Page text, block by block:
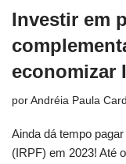
Investir em
economizar
por Andréia Paula
Ainda dá tempo
(IRPF) em 2023! Até